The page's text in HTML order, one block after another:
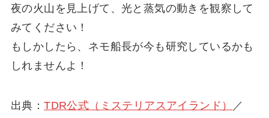
夜の火山を見上げて、光と蒸気の動きを観察して
みてください！
もしかしたら、ネモ船長が今も研究しているかも
しれませんよ！
出典：TDR公式（ミステリアスアイランド）
／